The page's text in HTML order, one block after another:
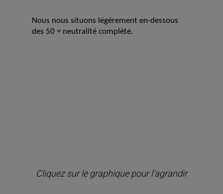
Nous nous situons légèrement en-dessous
des 50 = neutralité complète.
Cliquez sur le graphique pour l’agrandir